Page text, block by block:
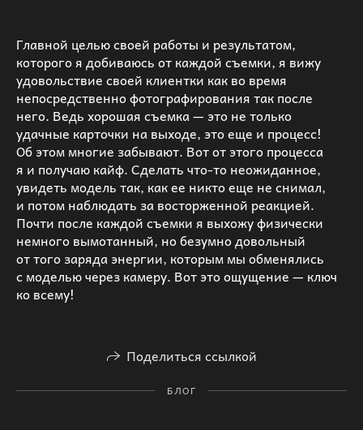
Главной целью своей работы и результатом,
которого я добиваюсь от каждой съемки, я вижу
удовольствие своей клиентки как во время
непосредственно фотографирования так после
него. Ведь хорошая съемка — это не только
удачные карточки на выходе, это еще и процесс!
Об этом многие забывают. Вот от этого процесса
я и получаю кайф. Сделать что-то неожиданное,
увидеть модель так, как ее никто еще не снимал,
и потом наблюдать за восторженной реакцией.
Почти после каждой съемки я выхожу физически
немного вымотанный, но безумно довольный
от того заряда энергии, которым мы обменялись
с моделью через камеру. Вот это ощущение — ключ
ко всему!
Поделиться ссылкой
БЛОГ